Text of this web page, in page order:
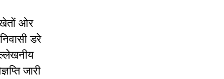
खेतों ओर
डरे
जारी